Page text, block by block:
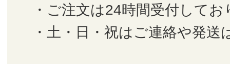
・ご注文は24時間受付してお
・土・日・祝はご連絡や発送